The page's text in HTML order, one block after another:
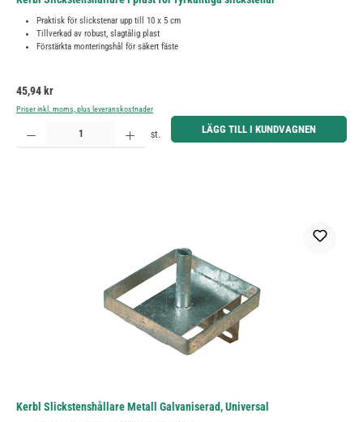
Praktisk för slickstenar upp till 10 x 5 cm
Tillverkad av robust, slagtålig plast
Förstärkta monteringshål för säkert fäste
Ordinarie pris:
45,94 kr
Priser inkl. moms, plus leveranskostnader
Produktkvantitet: Ange önskat belopp eller använd knapparna för att öka eller minska kvantiteten.
st. LÄGG TILL I KUNDVAGNEN
Kerbl Slickstenshållare Metall Galvaniserad, Universal